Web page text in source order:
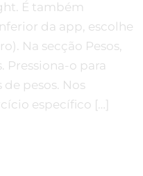
É também
da app, escolhe
Na secção Pesos,
Pressiona-o para
pesos. Nos
específico […]